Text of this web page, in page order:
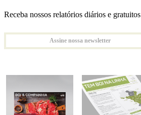
Receba nossos relatórios diários e gratuitos
Assine nossa newsletter